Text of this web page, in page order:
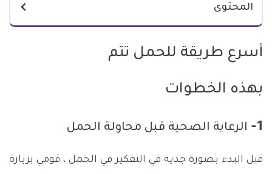
المحتوى
أسرع طريقة للحمل تتم
بهذه الخطوات
1- الرعاية الصحية قبل محاولة الحمل
قبل البدء بصورة جدية في التفكير في الحمل ، قومي بزيارة